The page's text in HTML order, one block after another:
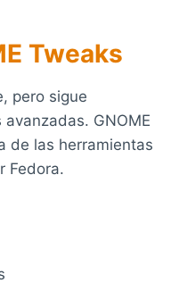
Tweaks
pero sigue
GNOME
de las herramientas
Fedora.